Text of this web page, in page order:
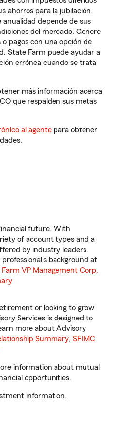
ahorros para la jubilación.
anualidad depende de sus
del mercado. Genere
pagos con una opción de
State Farm puede ayudar a
errónea cuando se trata
más información acerca
que respalden sus metas
al agente para obtener
future. With
of account types and a
by industry leaders.
background at
VP Management Corp.
or looking to grow
Services is designed to
more about Advisory
Summary, SFIMC
information about mutual
opportunities.
information.